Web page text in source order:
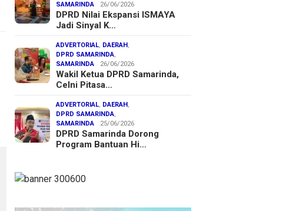
SAMARINDA
26/06/2026
DPRD Nilai Ekspansi ISMAYA
Jadi Sinyal K…
ADVERTORIAL, DAERAH ,
DPRD SAMARINDA,
SAMARINDA
26/06/2026
Wakil Ketua DPRD Samarinda,
Celni Pitasa…
ADVERTORIAL, DAERAH ,
DPRD SAMARINDA,
SAMARINDA
25/06/2026
DPRD Samarinda Dorong
Program Bantuan Hi…